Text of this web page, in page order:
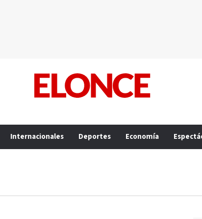
Internacionales Deportes Economía